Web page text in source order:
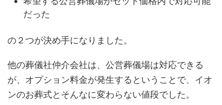
だった
の２つが決め手になりました。
他の葬儀社仲介会社は、公営葬儀場は対応できる
が、オプション料金が発生するということで、イオ
ンのお葬式とそんなに変わらない値段でした。